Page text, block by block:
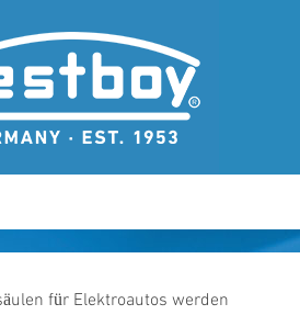
TV 900
für Elektroautos werden